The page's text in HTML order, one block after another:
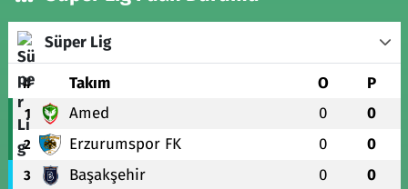
Süper Lig
# Takım O P
1 Amed 0 0
2 Erzurumspor FK 0 0
3 Başakşehir 0 0